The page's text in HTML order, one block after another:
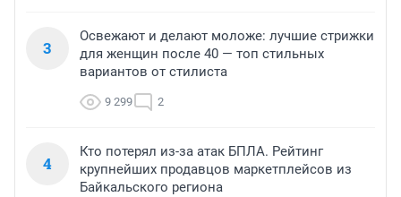
3
Освежают и делают моложе: лучшие стрижки
для женщин после 40 — топ стильных
вариантов от стилиста
9 299 2
4
Кто потерял из-за атак БПЛА. Рейтинг
крупнейших продавцов маркетплейсов из
Байкальского региона